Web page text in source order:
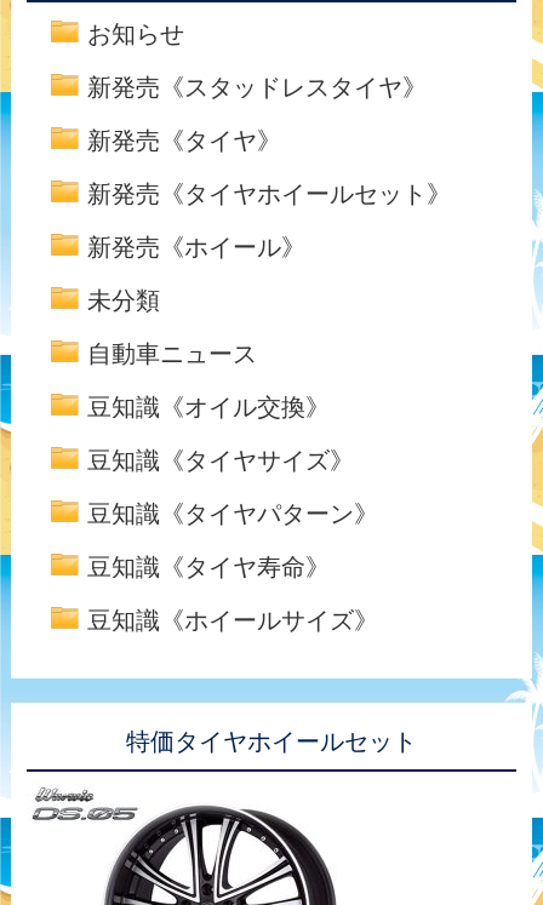
お知らせ
新発売《スタッドレスタイヤ》
新発売《タイヤ》
新発売《タイヤホイールセット》
新発売《ホイール》
未分類
自動車ニュース
豆知識《オイル交換》
豆知識《タイヤサイズ》
豆知識《タイヤパターン》
豆知識《タイヤ寿命》
豆知識《ホイールサイズ》
特価タイヤホイールセット